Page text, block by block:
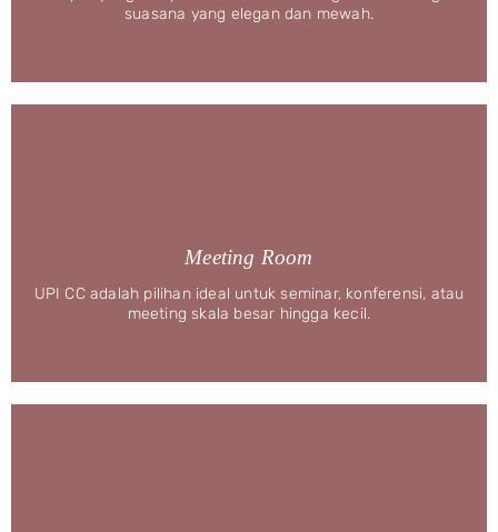
suasana yang elegan dan mewah.
Meeting Room
UPI CC adalah pilihan ideal untuk seminar, konferensi, atau
meeting skala besar hingga kecil.